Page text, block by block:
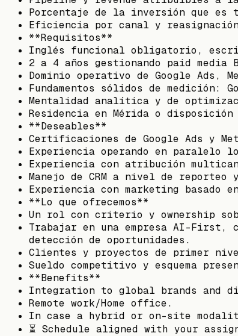
Porcentaje de la inversión que
Eficiencia por canal y reasignación
**Requisitos**
Inglés funcional obligatorio,
2 a 4 años gestionando paid media
Dominio operativo de Google Ads,
Fundamentos sólidos de medición:
Mentalidad analítica y de
Residencia en Mérida o
**Deseables**
Certificaciones de Google Ads y
Experiencia operando en paralelo
Experiencia con atribución
Manejo de CRM a nivel de reporteo
Experiencia con marketing basado
**Lo que ofrecemos**
Un rol con criterio y ownership
Trabajar en una empresa AI-
detección de oportunidades.
Clientes y proyectos de primer
Sueldo competitivo y esquema
**Benefits**
Integration to global brands and
Remote work/Home office.
In case a hybrid or on-site
⏳ Schedule aligned with your